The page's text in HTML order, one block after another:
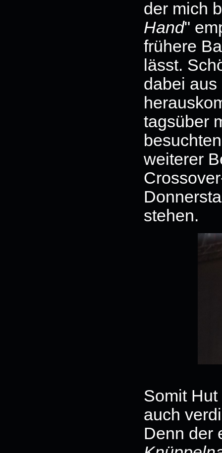
der mich
Hand"
frühere
lässt.
dabei aus
tagsüber
weiterer
stehen.
Somit
auch
Denn der